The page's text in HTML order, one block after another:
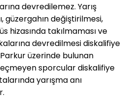
devredilemez. Yarış
güzergahın değiştirilmesi,
hizasında takılmaması ve
devredilmesi diskalifiye
üzerinde bulunan
sporcular diskalifiye
yarışma anı